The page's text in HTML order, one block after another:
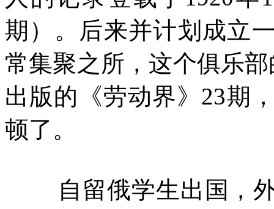
期）。后来并计划成立
常集聚之所，这个俱乐
出版的《劳动界》 23期
顿了。
自留俄学生出国，